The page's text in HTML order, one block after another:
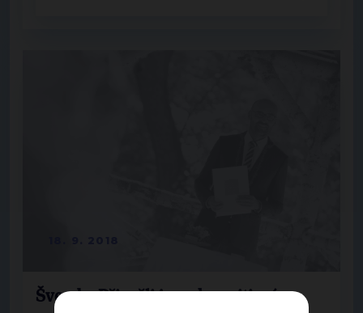
Švenda: Přispěli jsme k pozitivní